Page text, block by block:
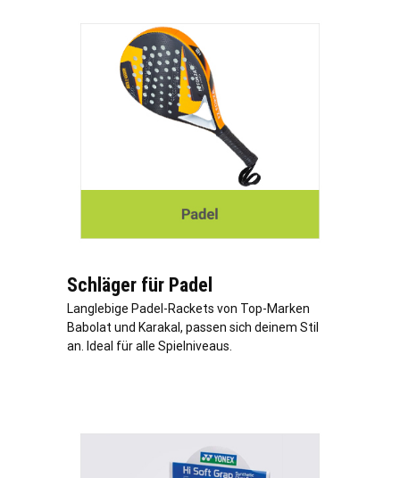
Schläger für Padel
Langlebige Padel-Rackets von Top-Marken
Babolat und Karakal, passen sich deinem Stil
an. Ideal für alle Spielniveaus.